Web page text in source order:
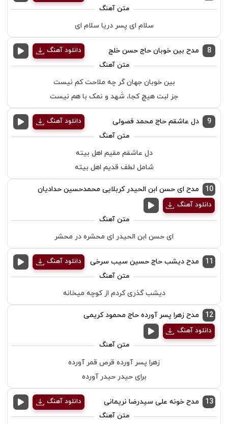
سلام ای پسر دریا سلام ای
8 مدح بین خوبان حاج حسن خلج دانلود آهنگ
بین خوبان جهان گر چه ملاحت کم نیست
جز لبت هیچ کجا، شَهد و نمک با هم نیست
9 دل عاشقم حاج محمد فصولی دانلود آهنگ
دل عاشقم مقیم اهل بیته
شامل لطف قدیم اهل بیته
10 مدح ای حسن ابن الحیدر کربلایی محمدحسین حدادیان
دانلود آهنگ
ای حسن ابن الحیدر ای محشره در محشر
11 مدح دیشب حاج حسین سیب سرخی دانلود آهنگ
دیشب گذری کردم از کوچه میخانه
12 مدح زهرا پسر آورده حاج محمود کریمی
دانلود آهنگ
زهرا پسر آورده قرص قمر آورده
برای حیدر حیدر آورده
13 مدح خونه علی سیدرضا نریمانی دانلود آهنگ